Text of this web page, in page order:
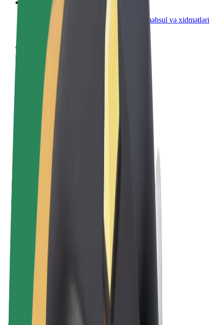
Biznes üçün Bolt
Biznesiniz üçün miqyaslandırılmış Bolt məhsul və xidmətləri
Qaydalar və Şərtlər
Məxfilik
Kukilər
© 2026 Bolt Technology OÜ
Məhsullar
Gedişlər
Skuterlər
Bolt Market
Bolt Food
Bolt Drive
Biznes üçün Bolt
Elektrikli velosipedlər
Bolt ilə pul qazanın